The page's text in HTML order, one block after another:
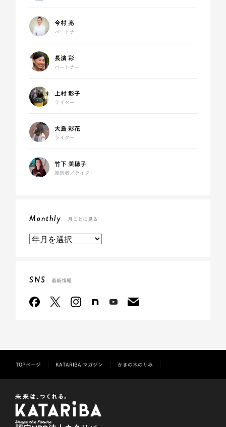
今村 亮
パートナー
長濱 彩
パートナー
上村 彰子
ライター
大島 彩花
ライター
竹下 美穂子
編集者／ライター
Monthly 月ごとに見る
SNS 最新情報
TOPページ KATARIBA マガジン かきの木のりみ